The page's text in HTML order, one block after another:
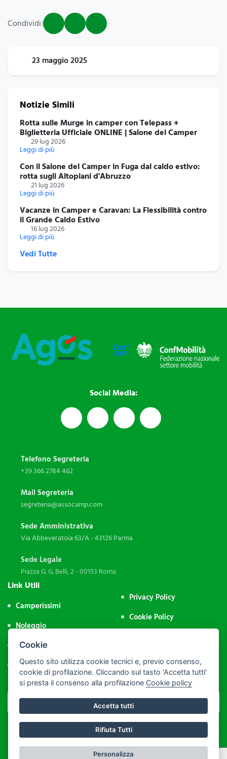
Condividi:
23 maggio 2025
Notizie Simili
Rotta sulle Murge in camper con Telepass +
Biglietteria Ufficiale ONLINE | Salone del Camper
29 lug 2026
Leggi di più
Con il Salone del Camper in Fuga dal caldo estivo:
rotta sugli Altopiani d'Abruzzo
21 lug 2026
Leggi di più
Vacanze in Camper e Caravan: La Flessibilità contro
il Grande Caldo Estivo
16 lug 2026
Leggi di più
Vedi Tutte
Social Media:
Telefono Segreteria
+39 366 2784 462
Mail Segreteria
segreteria@assocamp.com
Sede Amministrativa
Via Abbeveratoia 63/A - 43126 Parma
Sede Legale
Piazza G. G. Belli, 2 - 00153 Roma
Link Utili
Camperissimi
Noleggio
Aree Sosta
Contatti
Privacy Policy
Cookie Policy
Area Riservata
P.IVA: 09974231004 - PEC: assocamp@legalmail.it - C.F.: 92043500286
Cookie
Questo sito utilizza cookie tecnici e, previo consenso,
cookie di profilazione. Cliccando sul tasto 'Accetta tutti'
si presta il consenso alla profilazione Cookie policy
Accetta tutti
Rifiuta Tutti
Personalizza